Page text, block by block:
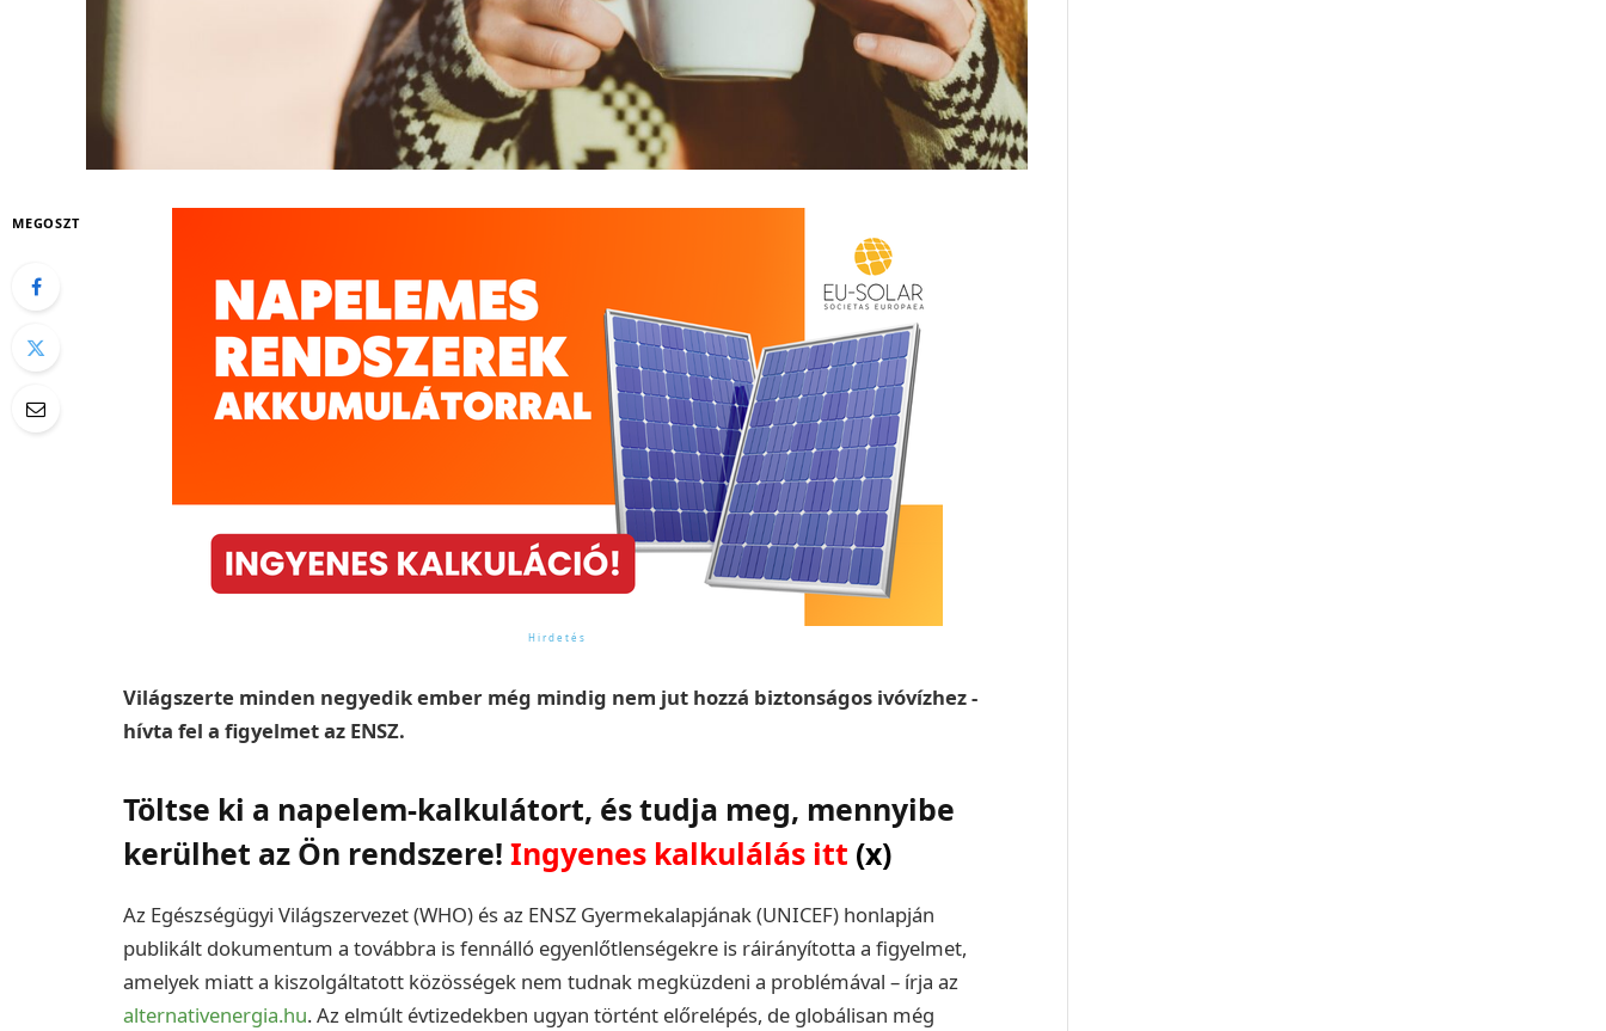
MEGOSZT
Világszerte minden negyedik ember még mindig nem jut hozzá biztonságos ivóvízhez -
hívta fel a figyelmet az ENSZ.
Töltse ki a napelem-kalkulátort, és tudja meg, mennyibe
kerülhet az Ön rendszere! Ingyenes kalkulálás itt (x)
Az Egészségügyi Világszervezet (WHO) és az ENSZ Gyermekalapjának (UNICEF) honlapján
publikált dokumentum a továbbra is fennálló egyenlőtlenségekre is ráirányította a figyelmet,
amelyek miatt a kiszolgáltatott közösségek nem tudnak megküzdeni a problémával – írja az
alternativenergia.hu. Az elmúlt évtizedekben ugyan történt előrelépés, de globálisan még